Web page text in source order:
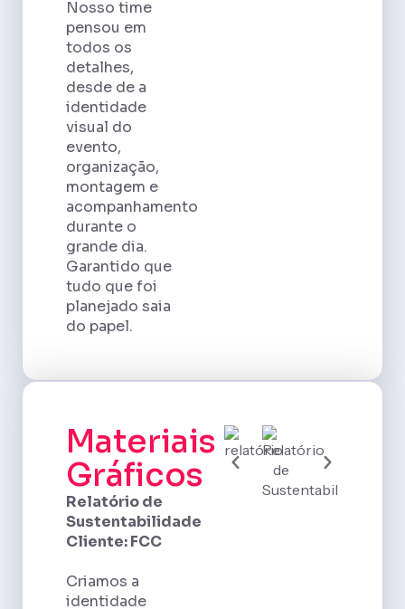
Nosso time
pensou em
todos os
detalhes,
desde de a
identidade
visual do
evento,
organização,
montagem e
acompanhamento
durante o
grande dia.
Garantido que
tudo que foi
planejado saia
do papel.
Materiais
Gráficos
Relatório de
Sustentabilidade
Cliente: FCC
Criamos a
identidade